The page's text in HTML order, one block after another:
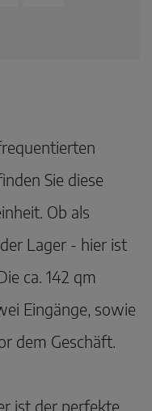
Sie diese
Ob als
Lager - hier ist
ca. 142 qm
Eingänge, sowie
dem Geschäft.
ist der perfekte